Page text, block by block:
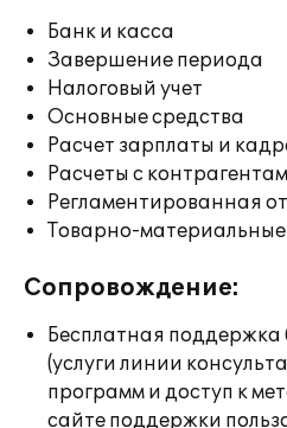
Банк и касса
Завершение периода
Налоговый учет
Основные средства
Расчет зарплаты и
Расчеты с
Регламентированная
Товарно-
Сопровождение:
Бесплатная поддержка
(услуги линии
программ и доступ к
сайте поддержки